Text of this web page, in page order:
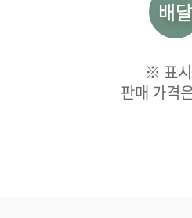
배달
※ 표
판매 가격